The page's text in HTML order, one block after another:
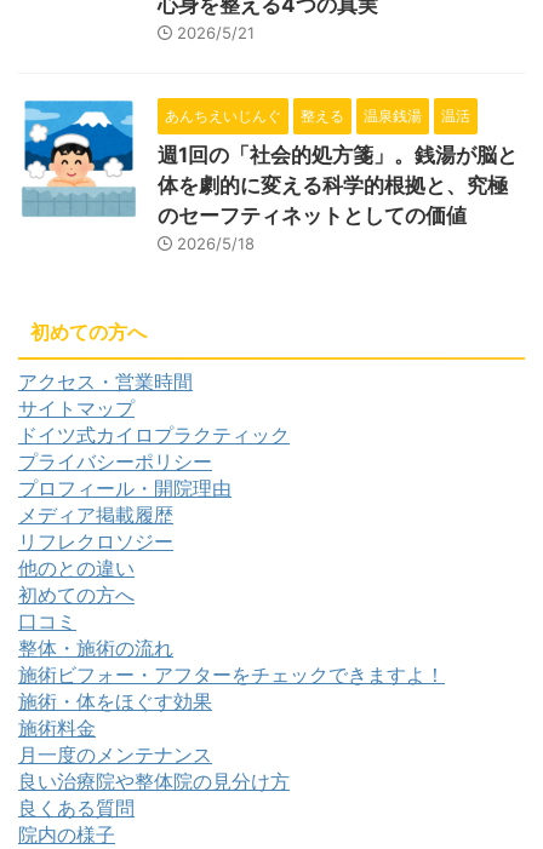
心身を整える4つの真実
2026/5/21
あんちえいじんぐ 整える 温泉銭湯 温活
週1回の「社会的処方箋」。銭湯が脳と
体を劇的に変える科学的根拠と、究極
のセーフティネットとしての価値
2026/5/18
初めての方へ
アクセス・営業時間
サイトマップ
ドイツ式カイロプラクティック
プライバシーポリシー
プロフィール・開院理由
メディア掲載履歴
リフレクロソジー
他のとの違い
初めての方へ
口コミ
整体・施術の流れ
施術ビフォー・アフターをチェックできますよ！
施術・体をほぐす効果
施術料金
月一度のメンテナンス
良い治療院や整体院の見分け方
良くある質問
院内の様子